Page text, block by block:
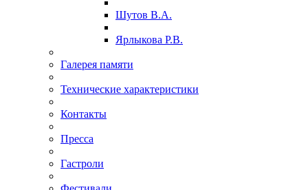
Шутов В.А.
Ярлыкова Р.В.
Галерея памяти
Технические характеристики
Контакты
Пресса
Гастроли